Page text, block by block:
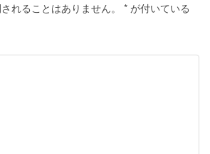
れることはありません。 * が付いている